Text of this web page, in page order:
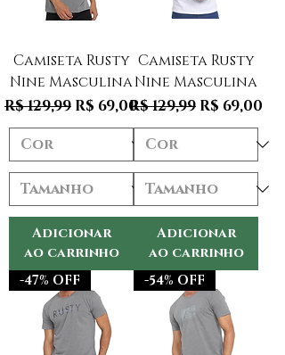
Camiseta Rusty
Nine Masculina
Preço normal
R$ 129,99 Preço promocional
R$ 69,00
Adicionar
ao carrinho
Camiseta Rusty
Nine Masculina
Preço normal
R$ 129,99 Preço
R$ 69,00
Adicionar
ao carrinho
-47% OFF -54% OFF